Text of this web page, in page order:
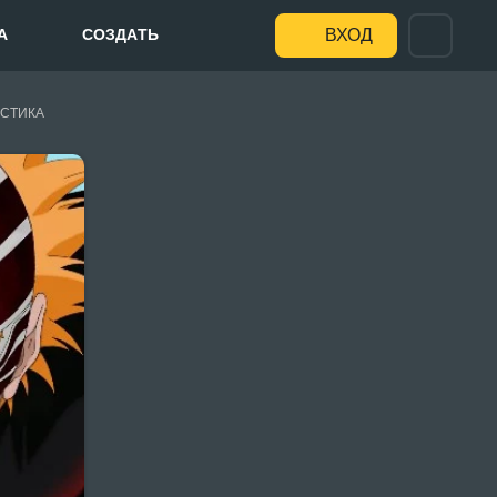
СОЗДАТЬ ВХОД